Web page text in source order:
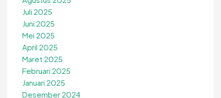
Juli 2025
Juni 2025
Mei 2025
April 2025
Maret 2025
Februari 2025
Januari 2025
Desember 2024